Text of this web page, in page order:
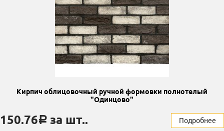
Кирпич облицовочный ручной формовки полнотелый
"Одинцово"
150.76a за шт.. Подробнее